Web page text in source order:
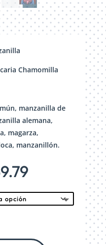
Chamomilla
manzanilla de
alemana,
magarza,
manzanillón.
Rango
precios:
desde
$159.79